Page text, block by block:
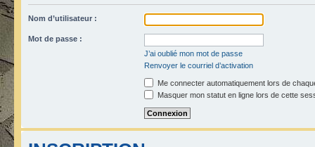
Nom d’utilisateur :
Mot de passe :
J’ai oublié mon mot de passe
Renvoyer le courriel d’activation
Me connecter automatiquement lors de
Masquer mon statut en ligne lors de cette